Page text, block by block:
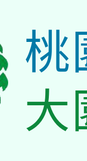
桃
大